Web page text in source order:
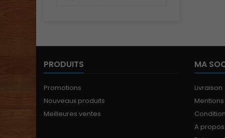
PRODUITS
Promotions
Nouveaux produits
Meilleures ventes
MA
Livraison
A propos